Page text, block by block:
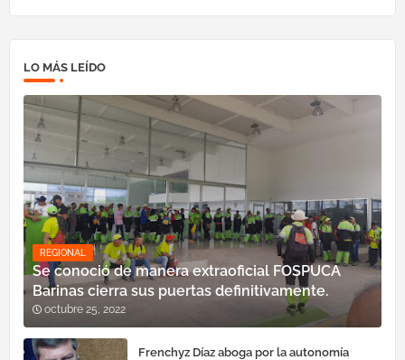
LO MÁS LEÍDO
REGIONAL
Se conoció de manera extraoficial FOSPUCA
Barinas cierra sus puertas definitivamente.
octubre 25, 2022
Frenchyz Díaz aboga por la autonomía